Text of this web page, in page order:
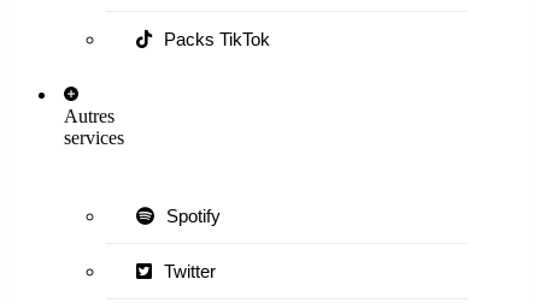
Packs TikTok
Autres
services
Spotify
Twitter